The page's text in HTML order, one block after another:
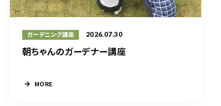
ガーデニング講座 2026.07.30
朝ちゃんのガーデナー講座
MORE